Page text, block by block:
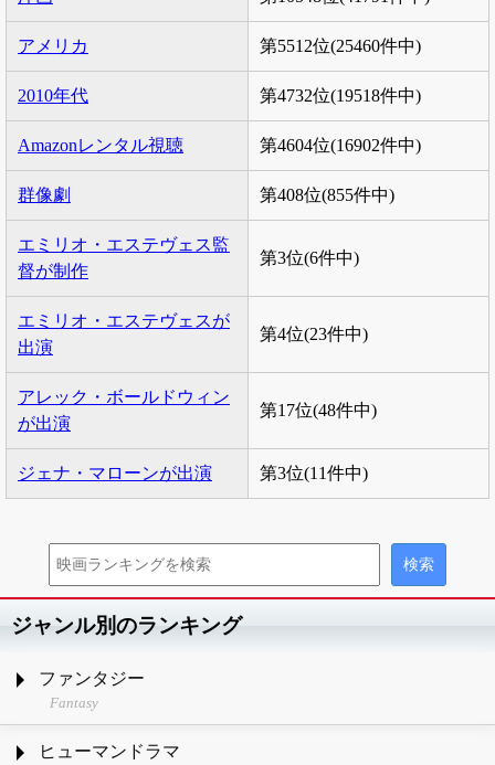
アメリカ 第5512位(25460件中)
2010年代 第4732位(19518件中)
Amazonレンタル視聴 第4604位(16902件中)
群像劇 第408位(855件中)
エミリオ・エステヴェス監
督が制作
第3位(6件中)
エミリオ・エステヴェスが
出演
第4位(23件中)
アレック・ボールドウィン
が出演
第17位(48件中)
ジェナ・マローンが出演 第3位(11件中)
ジャンル別のランキング
ファンタジー
Fantasy
ヒューマンドラマ